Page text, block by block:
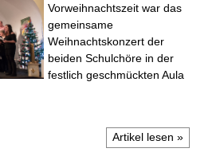
Vorweihnachtszeit war das
gemeinsame
Weihnachtskonzert der
beiden Schulchöre in der
festlich geschmückten Aula
Artikel lesen »